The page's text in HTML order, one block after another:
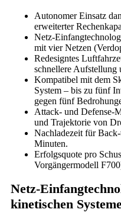
Autonomer Einsatz
erweiterter
Netz-
mit vier Netzen
Redesigntes
schnellere Aufstellung
Kompatibel mit dem
System – bis zu fünf
gegen fünf
Attack- und Defense-
und Trajektorie von
Nachladezeit für
Minuten.
Erfolgsquote pro
Vorgängermodell
Netz-
kinetischen